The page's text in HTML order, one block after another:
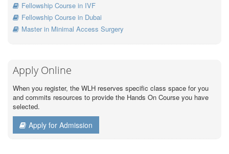
Fellowship Course in IVF
Fellowship Course in Dubai
Master in Minimal Access Surgery
Apply Online
When you register, the WLH reserves specific class space for you
and commits resources to provide the Hands On Course you have
selected.
Apply for Admission